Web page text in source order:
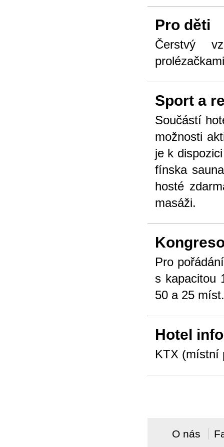
Pro děti
Čerstvý
Sport a
Součástí
možnosti
je k
fínska
hosté
masáži.
Pro
s kapacitou
50 a 25 míst.
Hotel
KTX (místní
O nás